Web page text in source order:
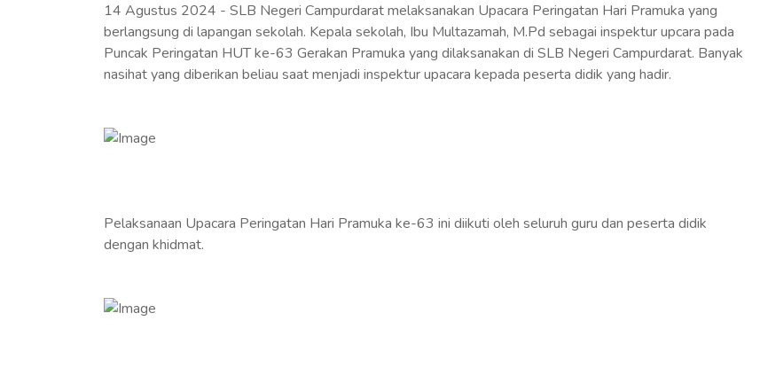
14 Agustus 2024 - SLB Negeri Campurdarat melaksanakan Upacara Peringatan Hari Pramuka yang
berlangsung di lapangan sekolah. Kepala sekolah, Ibu Multazamah, M.Pd sebagai inspektur upcara pada
Puncak Peringatan HUT ke-63 Gerakan Pramuka yang dilaksanakan di SLB Negeri Campurdarat. Banyak
nasihat yang diberikan beliau saat menjadi inspektur upacara kepada peserta didik yang hadir.
Pelaksanaan Upacara Peringatan Hari Pramuka ke-63 ini diikuti oleh seluruh guru dan peserta didik
dengan khidmat.